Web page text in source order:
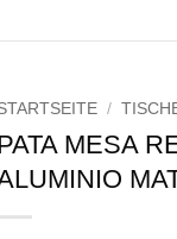
/
MESA